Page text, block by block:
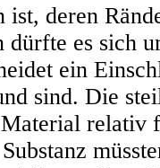
ist, deren
es sich
ein
sind. Die
Material relativ